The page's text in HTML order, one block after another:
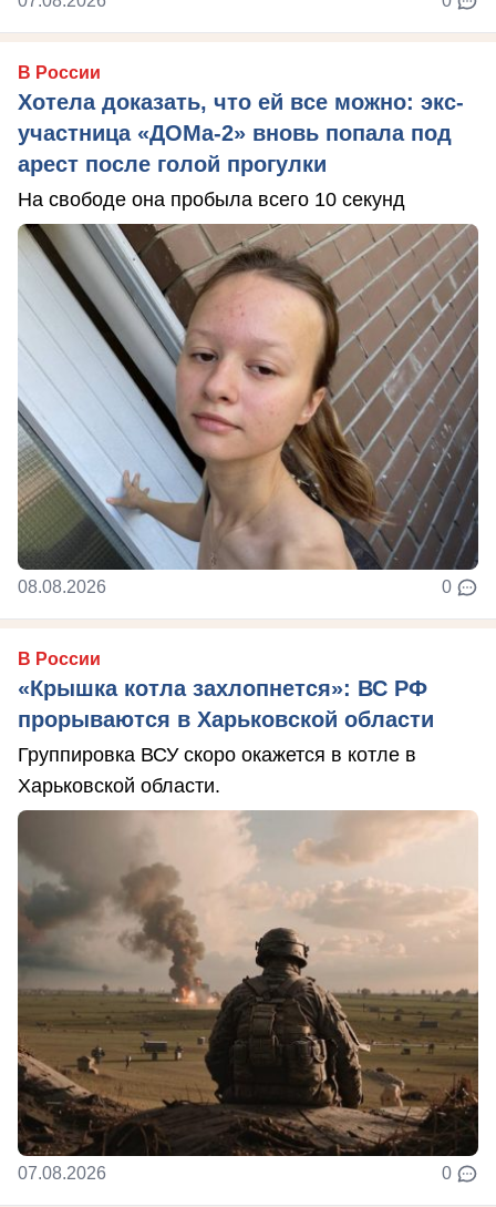
В России
Хотела доказать, что ей все можно: экс-
участница «ДОМа-2» вновь попала под
арест после голой прогулки
На свободе она пробыла всего 10 секунд
08.08.2026 0
В России
«Крышка котла захлопнется»: ВС РФ
прорываются в Харьковской области
Группировка ВСУ скоро окажется в котле в
Харьковской области.
07.08.2026 0